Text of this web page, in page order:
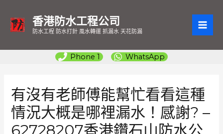
香港防水工程公司
防水工程 防水打針 風水轉運 抓漏水 天花防漏
Phone 1 WhatsApp
有沒有老師傅能幫忙看看這種
情況大概是哪裡漏水！感謝? –
62728207香港鑽石山防水公